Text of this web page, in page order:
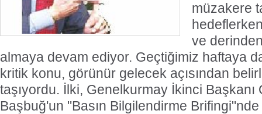
müzakere
ve
almaya devam ediyor. Geçtiğimiz haftaya
kritik konu, görünür gelecek açısından
taşıyordu. İlki, Genelkurmay İkinci Başkanı
Başbuğ'un "Basın Bilgilendirme